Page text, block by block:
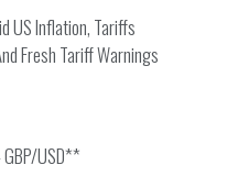
US Inflation, Tariffs
Fresh Tariff Warnings
USD**